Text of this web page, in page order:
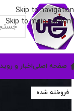
Skip to navigation
Skip to main content
صفحه اصلیاخبار و
فروخته شده